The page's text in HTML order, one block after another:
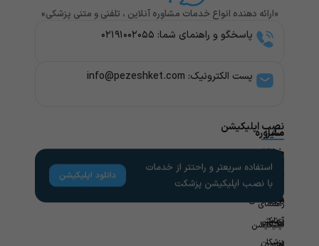
«ارائه دهنده انواع خدمات مشاوره آنلاین ، تلفنی و متنی پزشکی»
پاسخگو و راهنمای شما: ۰۲۱۹۱۰۰۲۰۵۵
پست الکترونیک: info@pezeshket.com​
مشاوره
پزشکی
تخصص
های
پزشکی
پزشکان
سایر
خدمات
مشاوره
روانشناسی
آزمایش
در
راهنمای
کاربران
راهنمای
اپلیکیشن
لینک
های
مفید
مجله
نصب اپلیکیشن